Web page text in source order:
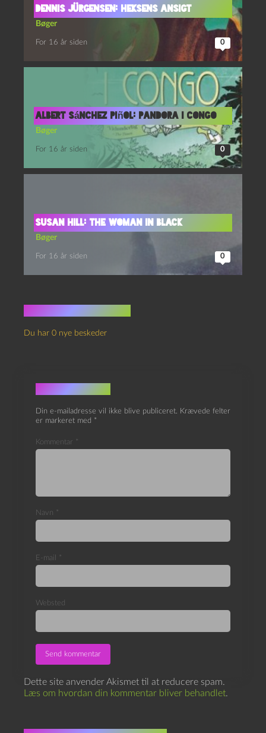
Dennis Jürgensen: Heksens Ansigt
Bøger
For 16 år siden 0
Albert Sánchez Piñol: Pandora i Congo
Bøger
For 16 år siden 0
Susan Hill: The Woman in Black
Bøger
For 16 år siden 0
Du har 0 nye beskeder
Skriv et svar
Din e-mailadresse vil ikke blive publiceret. Krævede felter
er markeret med *
Kommentar *
Navn *
E-mail *
Websted
Dette site anvender Akismet til at reducere spam.
Læs om hvordan din kommentar bliver behandlet.